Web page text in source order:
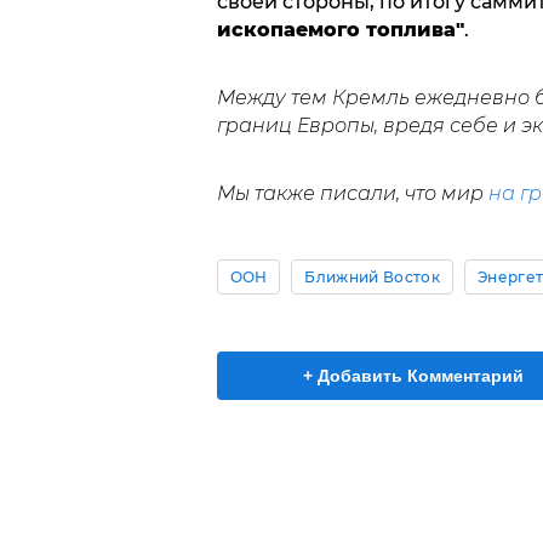
ископаемого топлива".
Между тем Кремль ежедневно
границ Европы, вредя себе и
Мы также писали, что мир на
ООН Ближний Восток
+ Добавить Комментарий